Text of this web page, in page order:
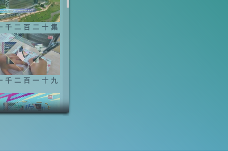
千二百二十集
千二百一十九